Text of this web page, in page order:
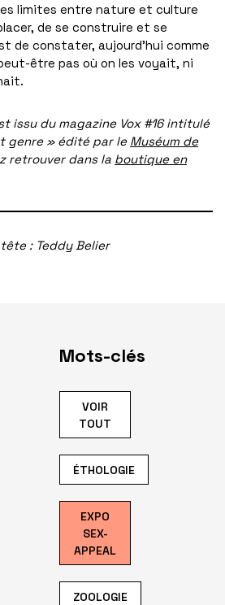
limites entre nature et culture
de se construire et se
de constater, aujourd’hui comme
être pas où on les voyait, ni
issu du magazine Vox #16 intitulé
genre » édité par le Muséum de
retrouver dans la boutique en
: Teddy Belier
Mots-clés
VOIR
TOUT
ÉTHOLOGIE
EXPO
SEX-
APPEAL
ZOOLOGIE